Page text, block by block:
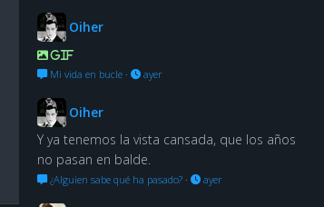
Oiher
GIF
Mi vida en bucle · ayer
Oiher
Y ya tenemos la vista cansada, que los años
no pasan en balde.
¿Alguien sabe qué ha pasado? · ayer